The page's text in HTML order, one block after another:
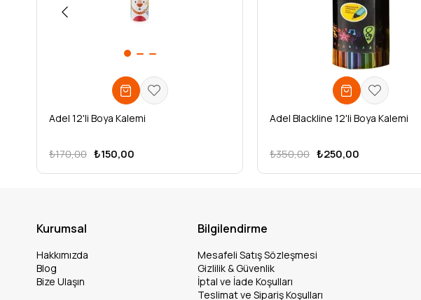
Adel 12'li Boya Kalemi
₺150,00
₺170,00
Adel Blackline 12'li Boya Kalemi
₺250,00
₺350,00
Kurumsal
Hakkımızda
Blog
Bize Ulaşın
Bilgilendirme
Mesafeli Satış Sözleşmesi
Gizlilik & Güvenlik
İptal ve İade Koşulları
Teslimat ve Sipariş Koşulları